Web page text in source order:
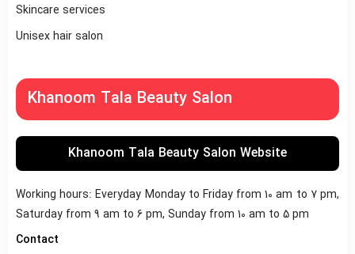
Skincare services
Unisex hair salon
Khanoom Tala Beauty Salon
Khanoom Tala Beauty Salon Website
Working hours: Everyday Monday to Friday from 10 am to 7 pm,
Saturday from 9 am to 6 pm, Sunday from 10 am to 5 pm
Contact